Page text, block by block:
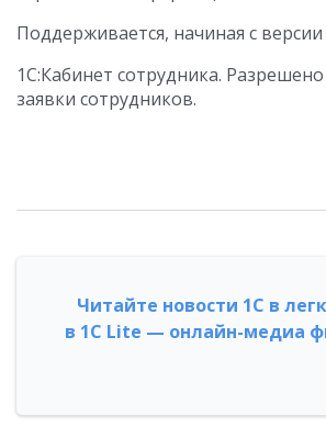
Поддерживается, начиная с
1С:Кабинет сотрудника.
заявки сотрудников.
Читайте новости 1С в
в 1С Lite — онлайн-медиа